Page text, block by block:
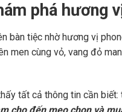
phá hương
bàn tiệc nhờ hương vị
cùng vỏ, vang đỏ
tất cả thông tin cần biết:
cho đến mẹo chọn và